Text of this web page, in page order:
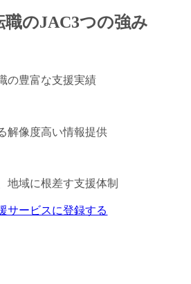
のJAC3つの強み
の豊富な支援実績
解像度高い情報提供
地域に根差す支援体制
サービスに登録する